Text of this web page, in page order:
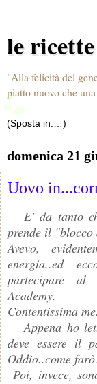
le
"Alla felicità del
piatto nuovo che
domenica 21
Uovo
E' da tanto
prende il
Avevo,
energia..ed
partecipare al
Academy.
Contentissima
Appena ho
deve essere il
Oddìo..come
Poi, invece,